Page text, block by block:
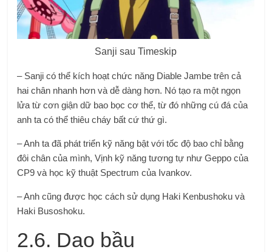
Sanji sau Timeskip
– Sanji có thể kích hoạt chức năng Diable Jambe trên cả
hai chân nhanh hơn và dễ dàng hơn. Nó tạo ra một ngọn
lửa từ cơn giận dữ bao bọc cơ thể, từ đó những cú đá của
anh ta có thể thiêu cháy bất cứ thứ gì.
– Anh ta đã phát triển kỹ năng bật với tốc độ bao chỉ bằng
đôi chân của mình, Vịnh kỹ năng tương tự như Geppo của
CP9 và học kỹ thuật Spectrum của Ivankov.
– Anh cũng được học cách sử dụng Haki Kenbushoku và
Haki Busoshoku.
2.6. Dao bầu